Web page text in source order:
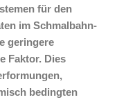
für den
im Schmalbahn-
geringere
Faktor. Dies
bedingten